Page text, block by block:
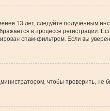
13 лет, следуйте полученным
в процессе регистрации.
спам-фильтром. Если вы
чтобы проверить, не